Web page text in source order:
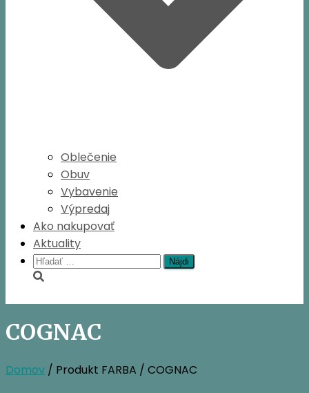
Oblečenie
Obuv
Vybavenie
Výpredaj
Ako nakupovať
Aktuality
Hľadať:
COGNAC
Domov / Produkt FARBA / COGNAC